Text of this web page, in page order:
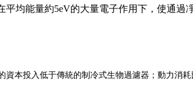
均能量約5eV的大量電子作用下，使通
本投入低于傳統的制冷式生物過濾器；動力消